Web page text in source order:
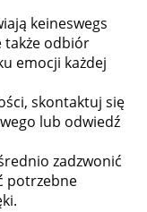
keineswegs
także odbiór
emocji każdej
skontaktuj się
lub odwiedź
zadzwonić
potrzebne